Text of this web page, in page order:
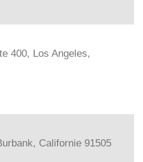
400, Los Angeles,
Californie 91505